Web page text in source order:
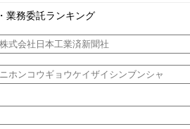
業務委託ランキング